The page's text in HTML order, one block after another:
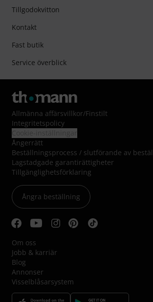
Tillgodokvitton
Kontakt
Fast butik
Service överblick
Allmänna affärsvillkor/Finstilt
Integritetspolicy
Ångerrätt
Beställningsprocess / slutförande av
Lagstadgade garantirättigheter
Tillgänglighetsförklaring
Ångra beställning
Om oss
Jobb & karriär
Blog
Annonser
Visselblåsarsystem